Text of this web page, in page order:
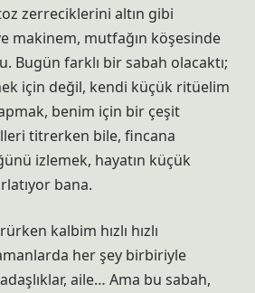
zerreciklerini altın gibi
makinem, mutfağın köşesinde
Bugün farklı bir sabah olacaktı;
için değil, kendi küçük ritüelim
benim için bir çeşit
titrerken bile, fincana
izlemek, hayatın küçük
bana.
kalbim hızlı hızlı
her şey birbiriyle
aile… Ama bu sabah,